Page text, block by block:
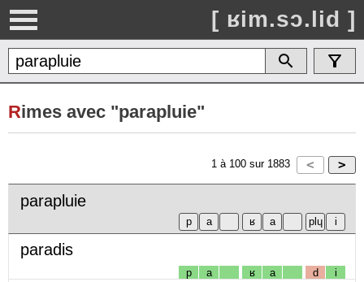
[ ʁim.sɔ.lid ]
Rimes avec "parapluie"
1 à 100 sur 1883
parapluie
paradis
p a ʁ a d i